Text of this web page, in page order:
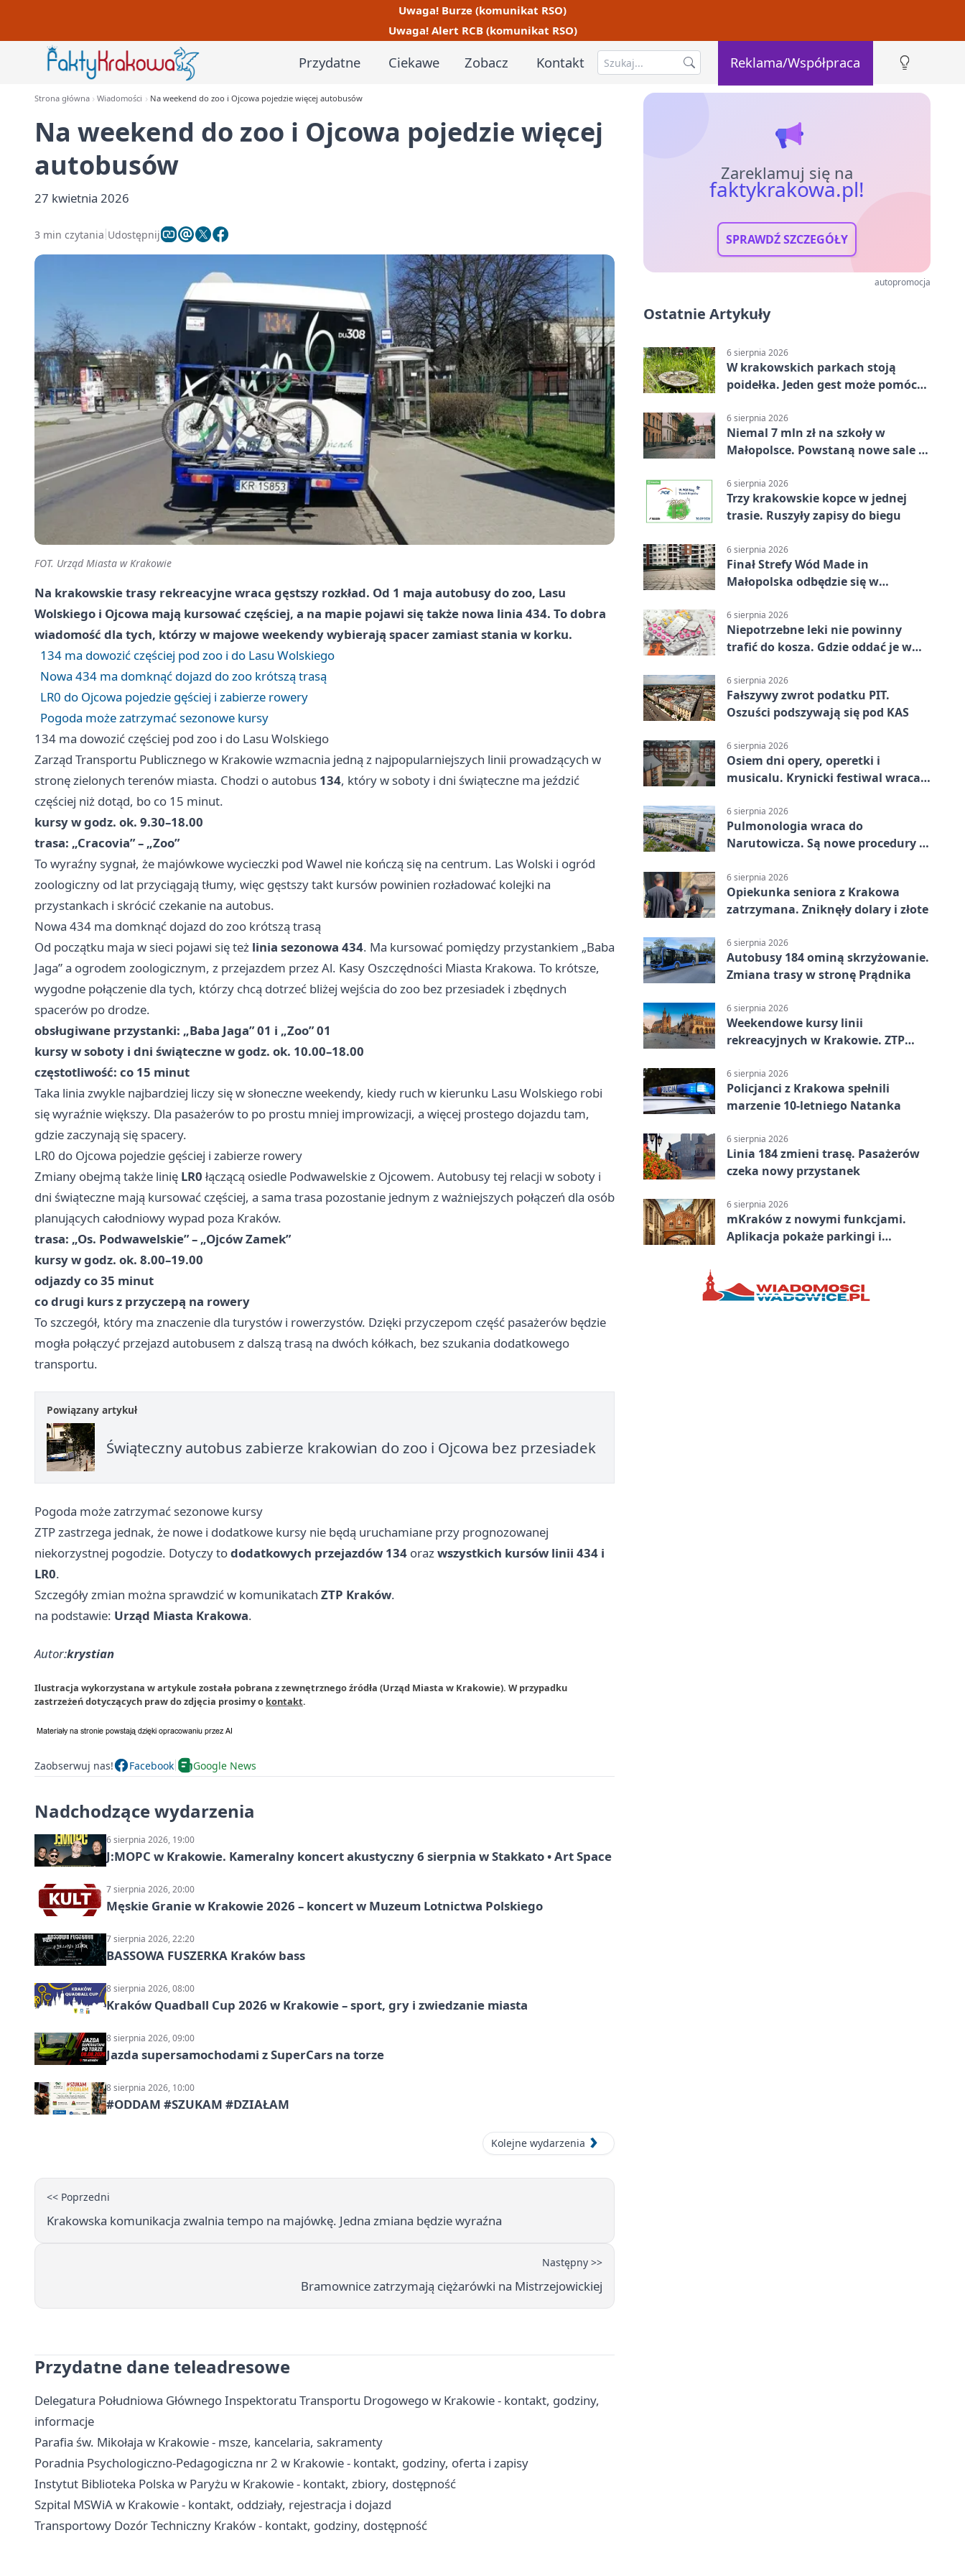
Uwaga! Burze (komunikat RSO)
Uwaga! Alert RCB (komunikat RSO)
Przydatne Ciekawe Zobacz Kontakt Reklama/Współpraca
Strona główna Wiadomości Na weekend do zoo i Ojcowa pojedzie więcej autobusów
Na weekend do zoo i Ojcowa pojedzie więcej
autobusów
27 kwietnia 2026
3 min czytania Udostępnij
FOT. Urząd Miasta w Krakowie
Na krakowskie trasy rekreacyjne wraca gęstszy rozkład. Od 1 maja autobusy do zoo, Lasu
Wolskiego i Ojcowa mają kursować częściej, a na mapie pojawi się także nowa linia 434. To dobra
wiadomość dla tych, którzy w majowe weekendy wybierają spacer zamiast stania w korku.
134 ma dowozić częściej pod zoo i do Lasu Wolskiego
Nowa 434 ma domknąć dojazd do zoo krótszą trasą
LR0 do Ojcowa pojedzie gęściej i zabierze rowery
Pogoda może zatrzymać sezonowe kursy
134 ma dowozić częściej pod zoo i do Lasu Wolskiego
Zarząd Transportu Publicznego w Krakowie wzmacnia jedną z najpopularniejszych linii prowadzących w
stronę zielonych terenów miasta. Chodzi o autobus 134, który w soboty i dni świąteczne ma jeździć
częściej niż dotąd, bo co 15 minut.
kursy w godz. ok. 9.30–18.00
trasa: „Cracovia” – „Zoo”
To wyraźny sygnał, że majówkowe wycieczki pod Wawel nie kończą się na centrum. Las Wolski i ogród
zoologiczny od lat przyciągają tłumy, więc gęstszy takt kursów powinien rozładować kolejki na
przystankach i skrócić czekanie na autobus.
Nowa 434 ma domknąć dojazd do zoo krótszą trasą
Od początku maja w sieci pojawi się też linia sezonowa 434. Ma kursować pomiędzy przystankiem „Baba
Jaga” a ogrodem zoologicznym, z przejazdem przez Al. Kasy Oszczędności Miasta Krakowa. To krótsze,
wygodne połączenie dla tych, którzy chcą dotrzeć bliżej wejścia do zoo bez przesiadek i zbędnych
spacerów po drodze.
obsługiwane przystanki: „Baba Jaga” 01 i „Zoo” 01
kursy w soboty i dni świąteczne w godz. ok. 10.00–18.00
częstotliwość: co 15 minut
Taka linia zwykle najbardziej liczy się w słoneczne weekendy, kiedy ruch w kierunku Lasu Wolskiego robi
się wyraźnie większy. Dla pasażerów to po prostu mniej improwizacji, a więcej prostego dojazdu tam,
gdzie zaczynają się spacery.
LR0 do Ojcowa pojedzie gęściej i zabierze rowery
Zmiany obejmą także linię LR0 łączącą osiedle Podwawelskie z Ojcowem. Autobusy tej relacji w soboty i
dni świąteczne mają kursować częściej, a sama trasa pozostanie jednym z ważniejszych połączeń dla osób
planujących całodniowy wypad poza Kraków.
trasa: „Os. Podwawelskie” – „Ojców Zamek”
kursy w godz. ok. 8.00–19.00
odjazdy co 35 minut
co drugi kurs z przyczepą na rowery
To szczegół, który ma znaczenie dla turystów i rowerzystów. Dzięki przyczepom część pasażerów będzie
mogła połączyć przejazd autobusem z dalszą trasą na dwóch kółkach, bez szukania dodatkowego
transportu.
Powiązany artykuł
Świąteczny autobus zabierze krakowian do zoo i Ojcowa bez przesiadek
Pogoda może zatrzymać sezonowe kursy
ZTP zastrzega jednak, że nowe i dodatkowe kursy nie będą uruchamiane przy prognozowanej
niekorzystnej pogodzie. Dotyczy tododatkowych przejazdów 134 orazwszystkich kursów linii 434 i
LR0.
Szczegóły zmian można sprawdzić w komunikatach ZTP Kraków.
na podstawie: Urząd Miasta Krakowa.
Autor:krystian
Ilustracja wykorzystana w artykule została pobrana z zewnętrznego źródła (Urząd Miasta w Krakowie). W przypadku
zastrzeżeń dotyczących praw do zdjęcia prosimy o kontakt.
Zaobserwuj nas! Facebook Google News
Nadchodzące wydarzenia
6 sierpnia 2026, 19:00
J:МОРС w Krakowie. Kameralny koncert akustyczny 6 sierpnia w Stakkato • Art Space
7 sierpnia 2026, 20:00
Męskie Granie w Krakowie 2026 – koncert w Muzeum Lotnictwa Polskiego
7 sierpnia 2026, 22:20
BASSOWA FUSZERKA Kraków bass
8 sierpnia 2026, 08:00
Kraków Quadball Cup 2026 w Krakowie – sport, gry i zwiedzanie miasta
8 sierpnia 2026, 09:00
Jazda supersamochodami z SuperCars na torze
8 sierpnia 2026, 10:00
#ODDAM #SZUKAM #DZIAŁAM
Kolejne wydarzenia
<< Poprzedni
Krakowska komunikacja zwalnia tempo na majówkę. Jedna zmiana będzie wyraźna
Następny >>
Bramownice zatrzymają ciężarówki na Mistrzejowickiej
Przydatne dane teleadresowe
Delegatura Południowa Głównego Inspektoratu Transportu Drogowego w Krakowie - kontakt, godziny,
informacje
Parafia św. Mikołaja w Krakowie - msze, kancelaria, sakramenty
Poradnia Psychologiczno-Pedagogiczna nr 2 w Krakowie - kontakt, godziny, oferta i zapisy
Instytut Biblioteka Polska w Paryżu w Krakowie - kontakt, zbiory, dostępność
Szpital MSWiA w Krakowie - kontakt, oddziały, rejestracja i dojazd
Transportowy Dozór Techniczny Kraków - kontakt, godziny, dostępność
Zareklamuj się na
faktykrakowa.pl!
SPRAWDŹ SZCZEGÓŁY
autopromocja
Ostatnie Artykuły
6 sierpnia 2026
W krakowskich parkach stoją
poidełka. Jeden gest może pomóc
6 sierpnia 2026
Niemal 7 mln zł na szkoły w
Małopolsce. Powstaną nowe sale i
6 sierpnia 2026
Trzy krakowskie kopce w jednej
trasie. Ruszyły zapisy do biegu
6 sierpnia 2026
Finał Strefy Wód Made in
Małopolska odbędzie się w
6 sierpnia 2026
Niepotrzebne leki nie powinny
trafić do kosza. Gdzie oddać je w
6 sierpnia 2026
Fałszywy zwrot podatku PIT.
Oszuści podszywają się pod KAS
6 sierpnia 2026
Osiem dni opery, operetki i
musicalu. Krynicki festiwal wraca z
6 sierpnia 2026
Pulmonologia wraca do
Narutowicza. Są nowe procedury i
6 sierpnia 2026
Opiekunka seniora z Krakowa
zatrzymana. Zniknęły dolary i złote
6 sierpnia 2026
Autobusy 184 ominą skrzyżowanie.
Zmiana trasy w stronę Prądnika
6 sierpnia 2026
Weekendowe kursy linii
rekreacyjnych w Krakowie. ZTP
6 sierpnia 2026
Policjanci z Krakowa spełnili
marzenie 10-letniego Natanka
6 sierpnia 2026
Linia 184 zmieni trasę. Pasażerów
czeka nowy przystanek
6 sierpnia 2026
mKraków z nowymi funkcjami.
Aplikacja pokaże parkingi i